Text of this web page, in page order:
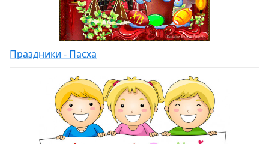
Праздники - Пасха